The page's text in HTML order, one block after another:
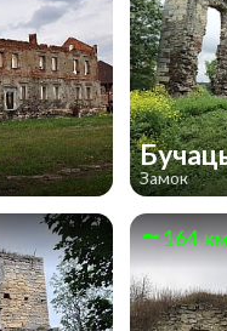
Замок
164